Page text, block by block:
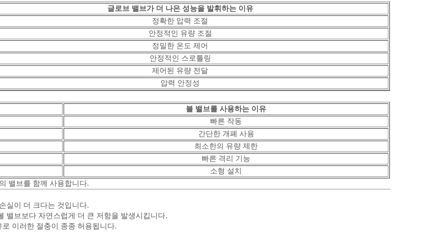
글로브 밸브가 더 나은 성능을 발휘하는 이유
정확한 압력 조절
안정적인 유량 조절
정밀한 온도 제어
안정적인 스로틀링
제어된 유량 전달
압력 안정성
볼 밸브를 사용하는 이유
빠른 작동
간단한 개폐 사용
최소한의 유량 제한
빠른 격리 기능
소형 설치
밸브를 함께 사용합니다.
실이 더 크다는 것입니다.
밸브보다 자연스럽게 더 큰 저항을 발생시킵니다.
이러한 절충이 종종 허용됩니다.